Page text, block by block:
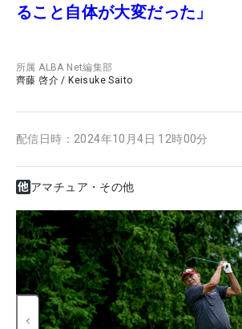
ること自体が大変だった」
所属ALBA Net編集部
齊藤 啓介 / Keisuke Saito
配信日時： 2024年10月4日 12時00分
アマチュア・その他